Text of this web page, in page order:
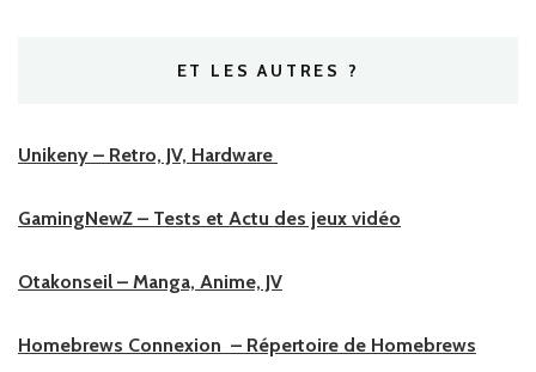
ET LES AUTRES ?
Unikeny – Retro, JV, Hardware
GamingNewZ – Tests et Actu des jeux vidéo
Otakonseil – Manga, Anime, JV
Homebrews Connexion – Répertoire de Homebrews